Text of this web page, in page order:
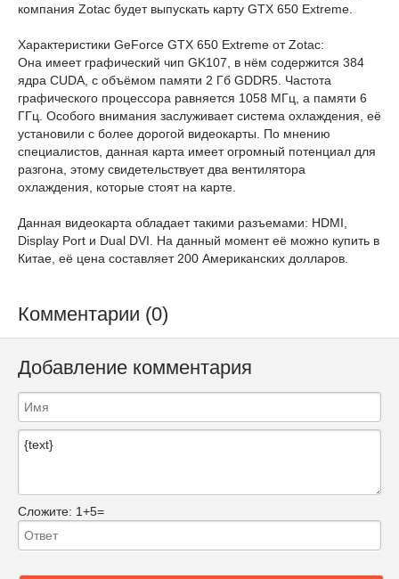
компания Zotac будет выпускать карту GTX 650 Extreme.
Характеристики GeForce GTX 650 Extreme от Zotac:
Она имеет графический чип GK107, в нём содержится 384
ядра CUDA, с объёмом памяти 2 Гб GDDR5. Частота
графического процессора равняется 1058 МГц, а памяти 6
ГГц. Особого внимания заслуживает система охлаждения, её
установили с более дорогой видеокарты. По мнению
специалистов, данная карта имеет огромный потенциал для
разгона, этому свидетельствует два вентилятора
охлаждения, которые стоят на карте.
Данная видеокарта обладает такими разъемами: HDMI,
Display Port и Dual DVI. На данный момент её можно купить в
Китае, её цена составляет 200 Американских долларов.
Комментарии (0)
Добавление комментария
Сложите: 1+5=